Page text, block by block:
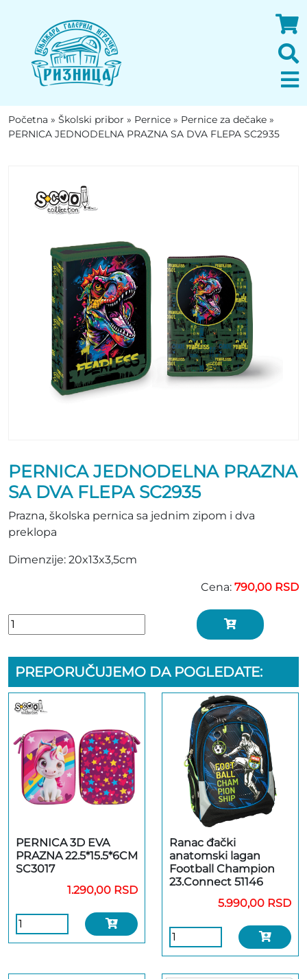
Početna » Školski pribor » Pernice » Pernice za dečake »
PERNICA JEDNODELNA PRAZNA SA DVA FLEPA SC2935
PERNICA JEDNODELNA PRAZNA
SA DVA FLEPA SC2935
Prazna, školska pernica sa jednim zipom i dva
preklopa
Dimenzije: 20x13x3,5cm
Cena: 790,00 RSD
PREPORUČUJEMO DA POGLEDATE:
PERNICA 3D EVA
PRAZNA 22.5*15.5*6CM
SC3017
1.290,00 RSD
Ranac đački
anatomski lagan
Football Champion
23.Connect 51146
5.990,00 RSD